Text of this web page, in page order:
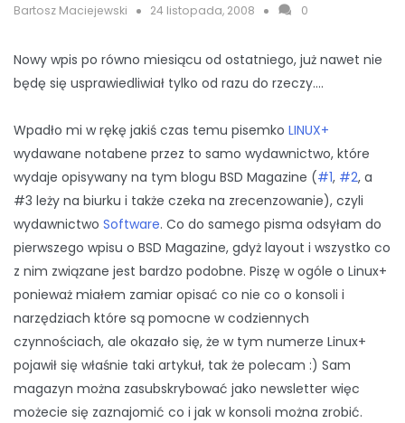
Bartosz Maciejewski 24 listopada, 2008 0
Nowy wpis po równo miesiącu od ostatniego, już nawet nie
będę się usprawiedliwiał tylko od razu do rzeczy….
Wpadło mi w rękę jakiś czas temu pisemko LINUX+
wydawane notabene przez to samo wydawnictwo, które
wydaje opisywany na tym blogu BSD Magazine (#1, #2, a
#3 leży na biurku i także czeka na zrecenzowanie), czyli
wydawnictwo Software. Co do samego pisma odsyłam do
pierwszego wpisu o BSD Magazine, gdyż layout i wszystko co
z nim związane jest bardzo podobne. Piszę w ogóle o Linux+
ponieważ miałem zamiar opisać co nie co o konsoli i
narzędziach które są pomocne w codziennych
czynnościach, ale okazało się, że w tym numerze Linux+
pojawił się właśnie taki artykuł, tak że polecam :) Sam
magazyn można zasubskrybować jako newsletter więc
możecie się zaznajomić co i jak w konsoli można zrobić.